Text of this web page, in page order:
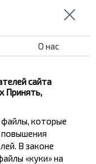
скидки и
и
О нас
сайта
Принять,
которые
повышения
В законе
«куки» на